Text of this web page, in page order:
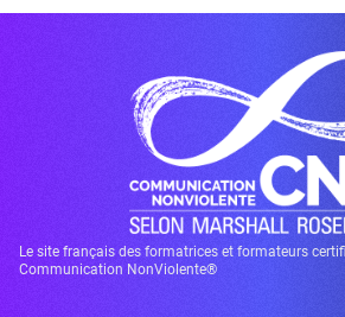
Le site français des formatrices et formateurs
Communication NonViolente®